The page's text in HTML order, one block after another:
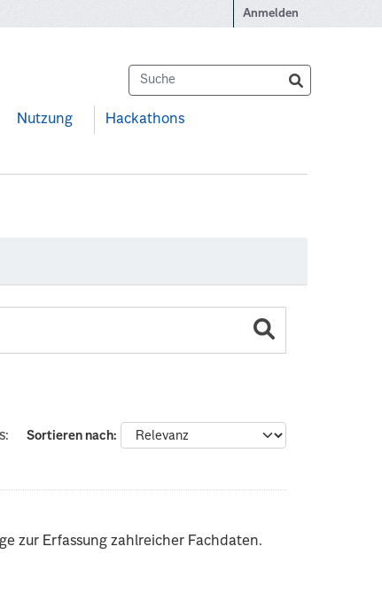
Anmelden
Nutzung Hackathons
Sortieren nach
zur Erfassung zahlreicher Fachdaten.